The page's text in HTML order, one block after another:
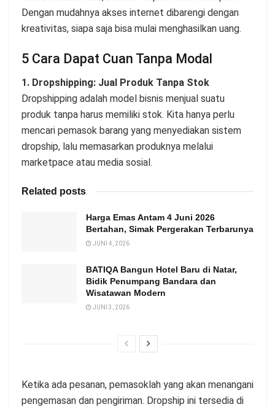
Dengan mudahnya akses internet dibarengi dengan
kreativitas, siapa saja bisa mulai menghasilkan uang.
5 Cara Dapat Cuan Tanpa Modal
1. Dropshipping: Jual Produk Tanpa Stok
Dropshipping adalah model bisnis menjual suatu
produk tanpa harus memiliki stok. Kita hanya perlu
mencari pemasok barang yang menyediakan sistem
dropship, lalu memasarkan produknya melalui
marketpace atau media sosial.
Related posts
Harga Emas Antam 4 Juni 2026
Bertahan, Simak Pergerakan Terbarunya
JUNI 4, 2026
BATIQA Bangun Hotel Baru di Natar,
Bidik Penumpang Bandara dan
Wisatawan Modern
JUNI 3, 2026
Ketika ada pesanan, pemasoklah yang akan menangani
pengemasan dan pengiriman. Dropship ini tersedia di